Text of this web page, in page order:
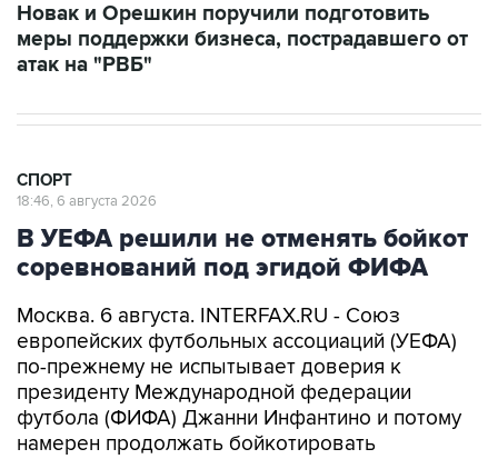
Новак и Орешкин поручили подготовить
меры поддержки бизнеса, пострадавшего от
атак на "РВБ"
СПОРТ
18:46, 6 августа 2026
В УЕФА решили не отменять бойкот
соревнований под эгидой ФИФА
Москва. 6 августа. INTERFAX.RU - Союз
европейских футбольных ассоциаций (УЕФА)
по-прежнему не испытывает доверия к
президенту Международной федерации
футбола (ФИФА) Джанни Инфантино и потому
намерен продолжать бойкотировать